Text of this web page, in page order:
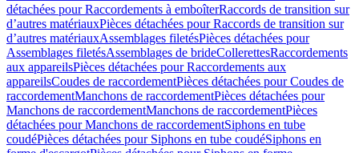
détachées pour Raccordements à emboîterRaccords de transition sur
d’autres matériauxPièces détachées pour Raccords de transition sur
d’autres matériauxAssemblages filetésPièces détachées pour
Assemblages filetésAssemblages de brideCollerettesRaccordements
aux appareilsPièces détachées pour Raccordements aux
appareilsCoudes de raccordementPièces détachées pour Coudes de
raccordementManchons de raccordementPièces détachées pour
Manchons de raccordementManchons de raccordementPièces
détachées pour Manchons de raccordementSiphons en tube
coudéPièces détachées pour Siphons en tube coudéSiphons en